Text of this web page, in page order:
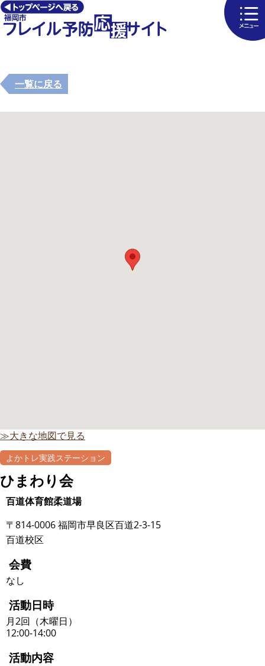
一覧に戻る
≫大きな地図で見る
よかトレ実践ステーション
ひまわり会
百道体育館柔道場
〒814-0006 福岡市早良区百道2-3-15
百道校区
会費
なし
活動日時
月2回（木曜日）
12:00-14:00
活動内容